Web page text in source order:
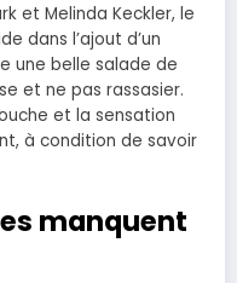
et Melinda Keckler, le
dans l’ajout d’un
une belle salade de
et ne pas rassasier.
et la sensation
à condition de savoir
manquent